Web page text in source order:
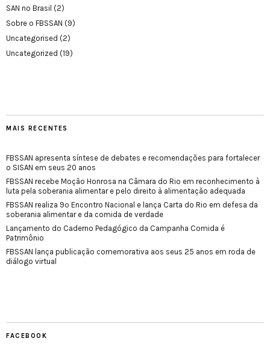
SAN no Brasil (2)
Sobre o FBSSAN (9)
Uncategorised (2)
Uncategorized (19)
MAIS RECENTES
FBSSAN apresenta síntese de debates e recomendações para fortalecer
o SISAN em seus 20 anos
FBSSAN recebe Moção Honrosa na Câmara do Rio em reconhecimento à
luta pela soberania alimentar e pelo direito à alimentação adequada
FBSSAN realiza 9º Encontro Nacional e lança Carta do Rio em defesa da
soberania alimentar e da comida de verdade
Lançamento do Caderno Pedagógico da Campanha Comida é
Patrimônio
FBSSAN lança publicação comemorativa aos seus 25 anos em roda de
diálogo virtual
FACEBOOK